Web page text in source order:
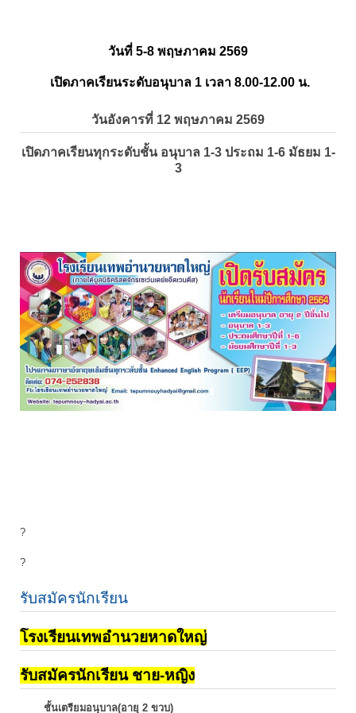
วันที่ 5-8 พฤษภาคม 2569
เปิดภาคเรียนระดับอนุบาล 1 เวลา 8.00-12.00 น.
วันอังคารที่ 12 พฤษภาคม 2569
เปิดภาคเรียนทุกระดับชั้น อนุบาล 1-3 ประถม 1-6 มัธยม 1-
3
?
?
รับสมัครนักเรียน
โรงเรียนเทพอำนวยหาดใหญ่
รับสมัครนักเรียน ชาย-หญิง
ชั้นเตรียมอนุบาล(อายุ 2 ขวบ)